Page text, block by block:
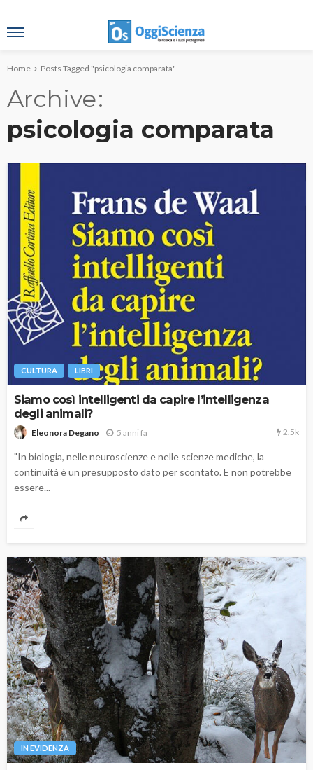
Home Posts Tagged "psicologia comparata"
Archive
psicologia comparata
CULTURA LIBRI
Siamo così intelligenti da capire l’intelligenza
degli animali?
Eleonora Degano 5 anni fa 2.5k
"In biologia, nelle neuroscienze e nelle scienze mediche, la
continuità è un presupposto dato per scontato. E non potrebbe
essere...
IN EVIDENZA